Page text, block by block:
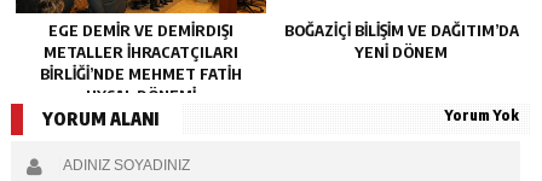
EGE DEMIR VE DEMIRDIŞI
METALLER İHRACATÇILARI
BIRLIĞI’NDE MEHMET FATIH
UYSAL DÖNEMI
BOĞAZIÇI BILIŞIM VE DAĞITIM’DA
YENI DÖNEM
YORUM ALANI Yorum Yok